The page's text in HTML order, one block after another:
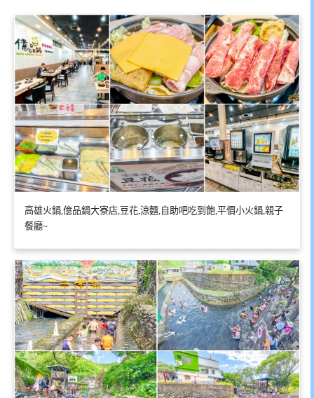
高雄火鍋,億品鍋大寮店,豆花,涼麵,自助吧吃到飽,平價小火鍋,親子
餐廳~